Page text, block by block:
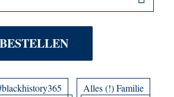
Alles (!) Familie